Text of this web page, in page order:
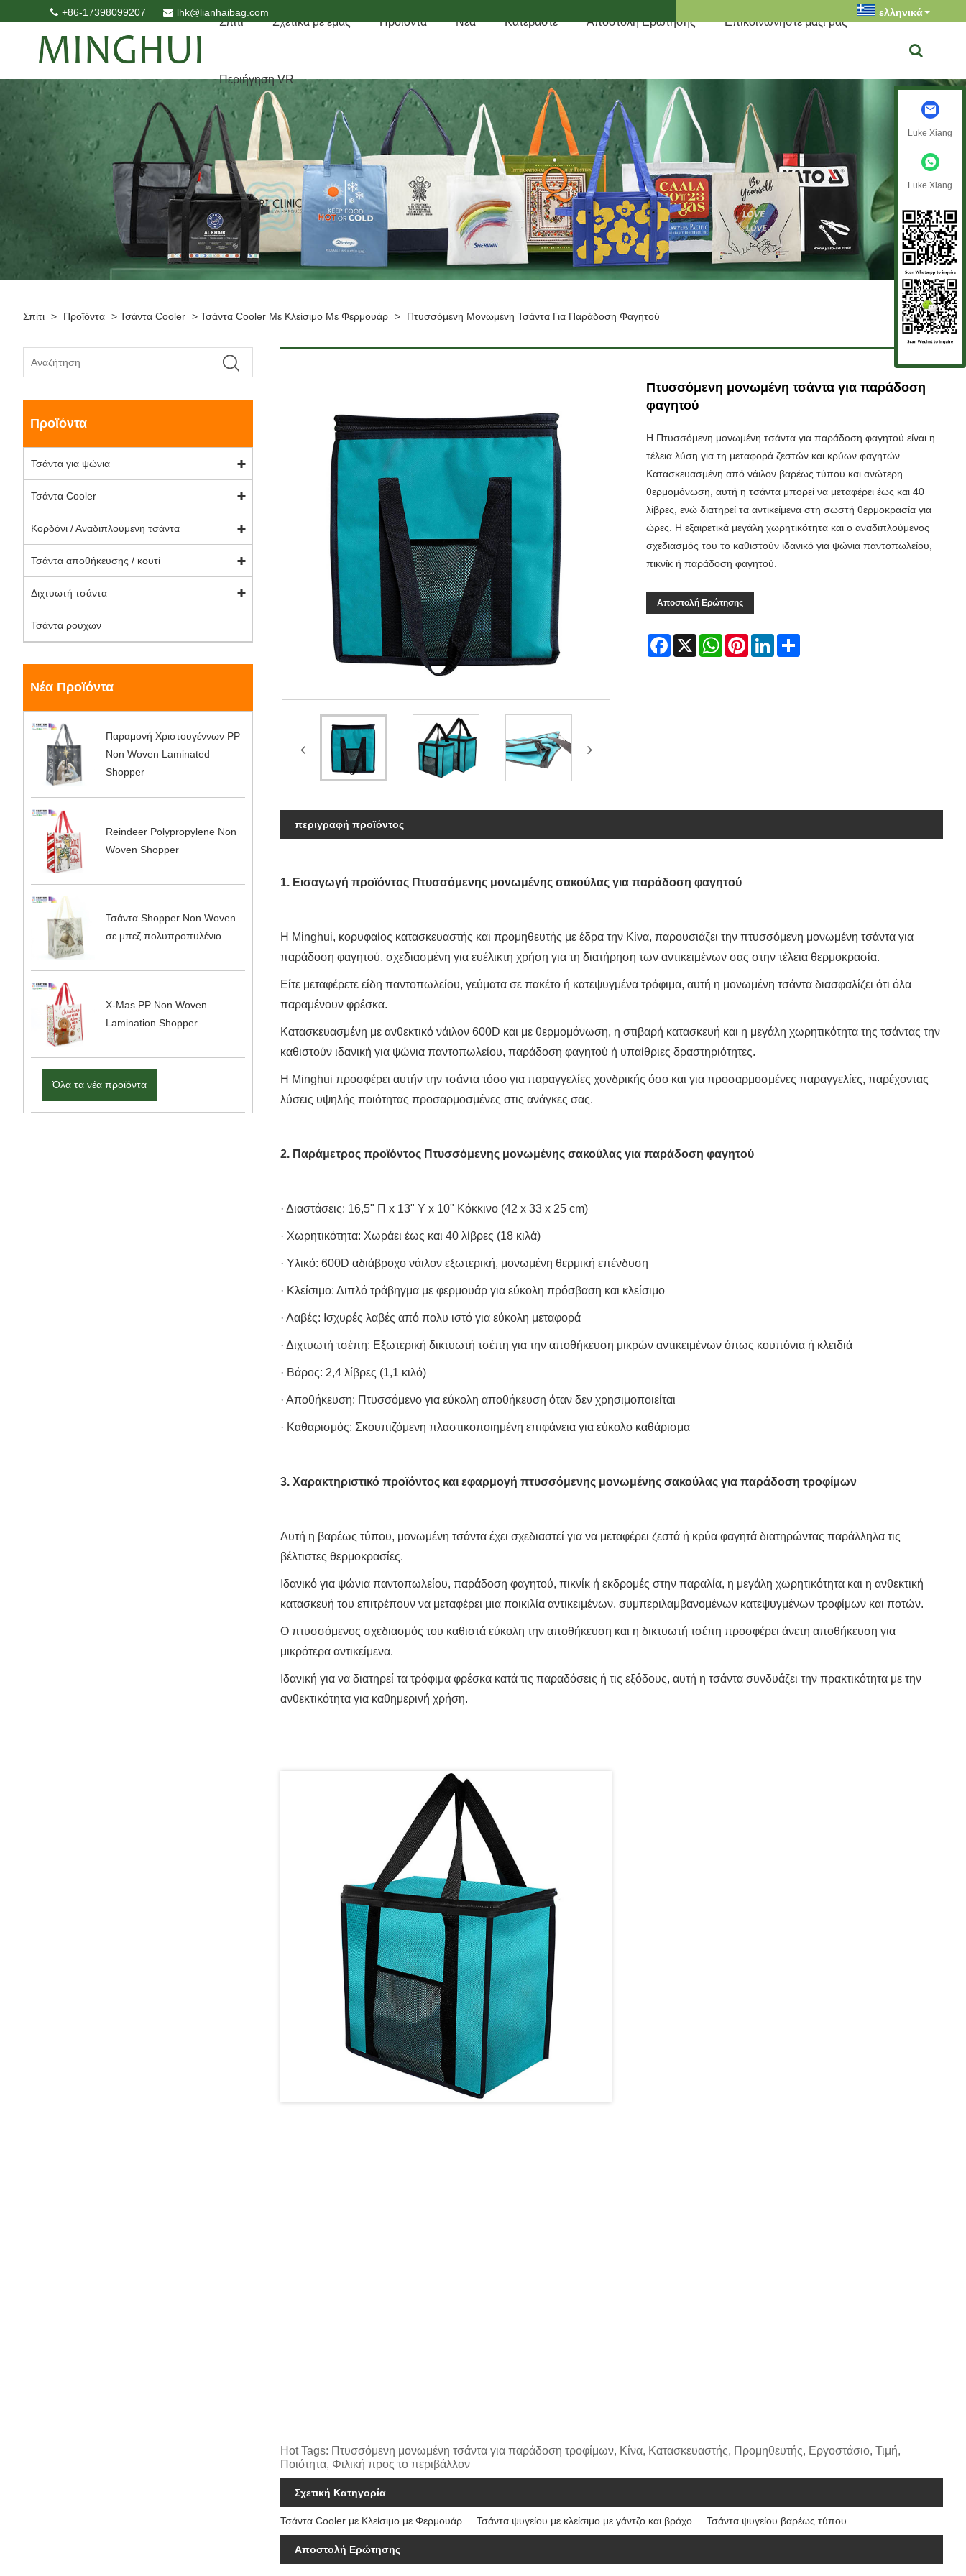
+86-17398099207 lhk@lianhaibag.com ελληνικά
Σπίτι Σχετικά με εμάς Προϊόντα Νέα Κατεβάστε Αποστολή Ερώτησης Επικοινωνήστε μαζί μας
Περιήγηση VR
Σπίτι > Προϊόντα > Τσάντα Cooler > Τσάντα Cooler Με Κλείσιμο Με Φερμουάρ > Πτυσσόμενη Μονωμένη Τσάντα Για Παράδοση Φαγητού
Προϊόντα
Τσάντα για ψώνια
Τσάντα Cooler
Κορδόνι / Αναδιπλούμενη τσάντα
Τσάντα αποθήκευσης / κουτί
Διχτυωτή τσάντα
Τσάντα ρούχων
Νέα Προϊόντα
Παραμονή Χριστουγέννων PP
Non Woven Laminated
Shopper
Reindeer Polypropylene Non
Woven Shopper
Τσάντα Shopper Non Woven
σε μπεζ πολυπροπυλένιο
X-Mas PP Non Woven
Lamination Shopper
Όλα τα νέα προϊόντα
Πτυσσόμενη μονωμένη τσάντα για παράδοση
φαγητού
Η Πτυσσόμενη μονωμένη τσάντα για παράδοση φαγητού είναι η
τέλεια λύση για τη μεταφορά ζεστών και κρύων φαγητών.
Κατασκευασμένη από νάιλον βαρέως τύπου και ανώτερη
θερμομόνωση, αυτή η τσάντα μπορεί να μεταφέρει έως και 40
λίβρες, ενώ διατηρεί τα αντικείμενα στη σωστή θερμοκρασία για
ώρες. Η εξαιρετικά μεγάλη χωρητικότητα και ο αναδιπλούμενος
σχεδιασμός του το καθιστούν ιδανικό για ψώνια παντοπωλείου,
πικνίκ ή παράδοση φαγητού.
Αποστολή Ερώτησης
Facebook
X WhatsAppPinterestLinkedIn
περιγραφή προϊόντος
1. Εισαγωγή προϊόντος Πτυσσόμενης μονωμένης σακούλας για παράδοση φαγητού
Η Minghui, κορυφαίος κατασκευαστής και προμηθευτής με έδρα την Κίνα, παρουσιάζει την πτυσσόμενη μονωμένη τσάντα για
παράδοση φαγητού, σχεδιασμένη για ευέλικτη χρήση για τη διατήρηση των αντικειμένων σας στην τέλεια θερμοκρασία.
Είτε μεταφέρετε είδη παντοπωλείου, γεύματα σε πακέτο ή κατεψυγμένα τρόφιμα, αυτή η μονωμένη τσάντα διασφαλίζει ότι όλα
παραμένουν φρέσκα.
Κατασκευασμένη με ανθεκτικό νάιλον 600D και με θερμομόνωση, η στιβαρή κατασκευή και η μεγάλη χωρητικότητα της τσάντας την
καθιστούν ιδανική για ψώνια παντοπωλείου, παράδοση φαγητού ή υπαίθριες δραστηριότητες.
Η Minghui προσφέρει αυτήν την τσάντα τόσο για παραγγελίες χονδρικής όσο και για προσαρμοσμένες παραγγελίες, παρέχοντας
λύσεις υψηλής ποιότητας προσαρμοσμένες στις ανάγκες σας.
2. Παράμετρος προϊόντος Πτυσσόμενης μονωμένης σακούλας για παράδοση φαγητού
· Διαστάσεις: 16,5" Π x 13" Υ x 10" Κόκκινο (42 x 33 x 25 cm)
· Χωρητικότητα: Χωράει έως και 40 λίβρες (18 κιλά)
· Υλικό: 600D αδιάβροχο νάιλον εξωτερική, μονωμένη θερμική επένδυση
· Κλείσιμο: Διπλό τράβηγμα με φερμουάρ για εύκολη πρόσβαση και κλείσιμο
· Λαβές: Ισχυρές λαβές από πολυ ιστό για εύκολη μεταφορά
· Διχτυωτή τσέπη: Εξωτερική δικτυωτή τσέπη για την αποθήκευση μικρών αντικειμένων όπως κουπόνια ή κλειδιά
· Βάρος: 2,4 λίβρες (1,1 κιλό)
· Αποθήκευση: Πτυσσόμενο για εύκολη αποθήκευση όταν δεν χρησιμοποιείται
· Καθαρισμός: Σκουπιζόμενη πλαστικοποιημένη επιφάνεια για εύκολο καθάρισμα
3. Χαρακτηριστικό προϊόντος και εφαρμογή πτυσσόμενης μονωμένης σακούλας για παράδοση τροφίμων
Αυτή η βαρέως τύπου, μονωμένη τσάντα έχει σχεδιαστεί για να μεταφέρει ζεστά ή κρύα φαγητά διατηρώντας παράλληλα τις
βέλτιστες θερμοκρασίες.
Ιδανικό για ψώνια παντοπωλείου, παράδοση φαγητού, πικνίκ ή εκδρομές στην παραλία, η μεγάλη χωρητικότητα και η ανθεκτική
κατασκευή του επιτρέπουν να μεταφέρει μια ποικιλία αντικειμένων, συμπεριλαμβανομένων κατεψυγμένων τροφίμων και ποτών.
Ο πτυσσόμενος σχεδιασμός του καθιστά εύκολη την αποθήκευση και η δικτυωτή τσέπη προσφέρει άνετη αποθήκευση για
μικρότερα αντικείμενα.
Ιδανική για να διατηρεί τα τρόφιμα φρέσκα κατά τις παραδόσεις ή τις εξόδους, αυτή η τσάντα συνδυάζει την πρακτικότητα με την
ανθεκτικότητα για καθημερινή χρήση.
Hot Tags: Πτυσσόμενη μονωμένη τσάντα για παράδοση τροφίμων, Κίνα, Κατασκευαστής, Προμηθευτής, Εργοστάσιο, Τιμή,
Ποιότητα, Φιλική προς το περιβάλλον
Σχετική Κατηγορία
Τσάντα Cooler με Κλείσιμο με Φερμουάρ Τσάντα ψυγείου με κλείσιμο με γάντζο και βρόχο Τσάντα ψυγείου βαρέως τύπου
Αποστολή Ερώτησης
Luke Xiang
Luke Xiang